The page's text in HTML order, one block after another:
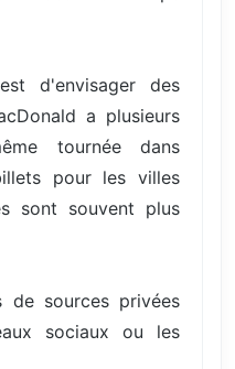
d'envisager des
a plusieurs
tournée dans
pour les villes
sont souvent plus
de sources privées
sociaux ou les